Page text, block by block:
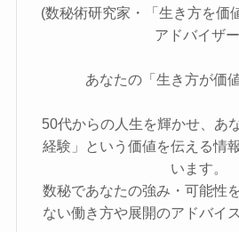
(数秘術研究家・「生き方を価
アドバイザ
あなたの「生き方が価
50代からの人生を輝かせ、あ
経験」という価値を伝える情
います。
数秘であなたの強み・可能性
ない働き方や展開のアドバイ